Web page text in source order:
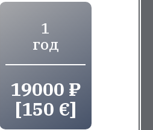
1
год
19000 ₽
[150 €]